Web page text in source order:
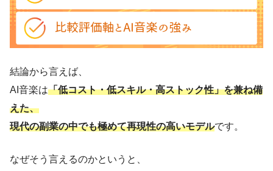
結論から言えば、
AI音楽は「低コスト・低スキル・高ストック性」を兼ね備
えた、
現代の副業の中でも極めて再現性の高いモデルです。
なぜそう言えるのかというと、